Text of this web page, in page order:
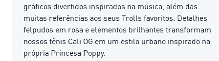
gráficos divertidos inspirados na música, além das
muitas referências aos seus Trolls favoritos. Detalhes
felpudos em rosa e elementos brilhantes transformam
nossos tênis Cali OG em um estilo urbano inspirado na
própria Princesa Poppy.